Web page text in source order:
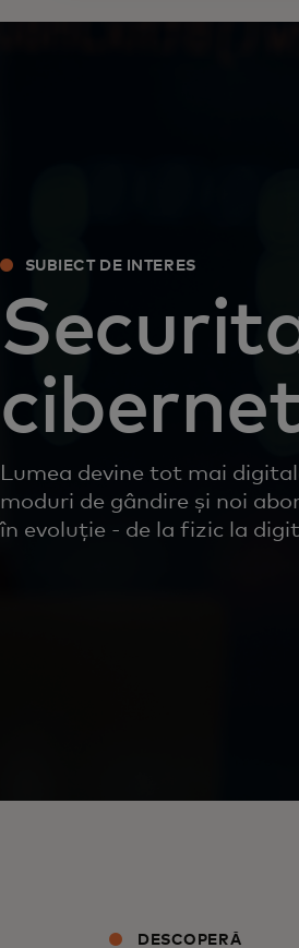
SUBIECT DE INTERES
Lumea devine tot mai
moduri de gândire și noi
în evoluție - de la fizic la
DESCOPERĂ